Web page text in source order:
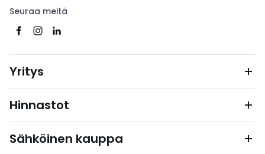
Seuraa meitä
Yritys
Hinnastot
Sähköinen kauppa